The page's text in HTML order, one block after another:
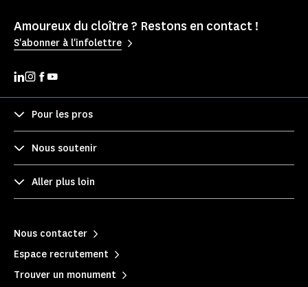
Amoureux du cloître ? Restons en contact !
S'abonner à l'infolettre
Pour les pros
Nous soutenir
Aller plus loin
Nous contacter
Espace recrutement
Trouver un monument